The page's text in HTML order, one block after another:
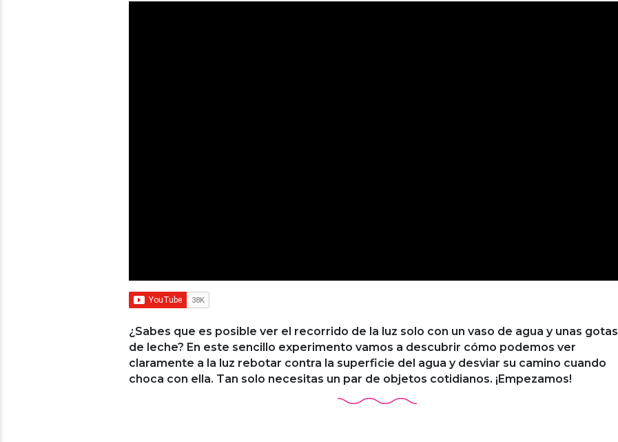
¿Sabes que es posible ver el recorrido de la luz solo con un vaso de agua y unas gotas
de leche? En este sencillo experimento vamos a descubrir cómo podemos ver
claramente a la luz rebotar contra la superficie del agua y desviar su camino cuando
choca con ella. Tan solo necesitas un par de objetos cotidianos. ¡Empezamos!